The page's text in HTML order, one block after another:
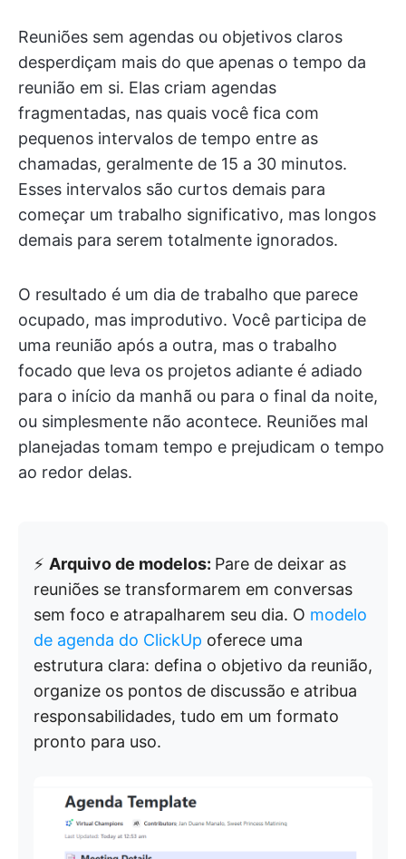
Reuniões sem agendas ou objetivos claros
desperdiçam mais do que apenas o tempo da
reunião em si. Elas criam agendas
fragmentadas, nas quais você fica com
pequenos intervalos de tempo entre as
chamadas, geralmente de 15 a 30 minutos.
Esses intervalos são curtos demais para
começar um trabalho significativo, mas longos
demais para serem totalmente ignorados.
O resultado é um dia de trabalho que parece
ocupado, mas improdutivo. Você participa de
uma reunião após a outra, mas o trabalho
focado que leva os projetos adiante é adiado
para o início da manhã ou para o final da noite,
ou simplesmente não acontece. Reuniões mal
planejadas tomam tempo e prejudicam o tempo
ao redor delas.
⚡ Arquivo de modelos: Pare de deixar as
reuniões se transformarem em conversas
sem foco e atrapalharem seu dia. O modelo
de agenda do ClickUp oferece uma
estrutura clara: defina o objetivo da reunião,
organize os pontos de discussão e atribua
responsabilidades, tudo em um formato
pronto para uso.